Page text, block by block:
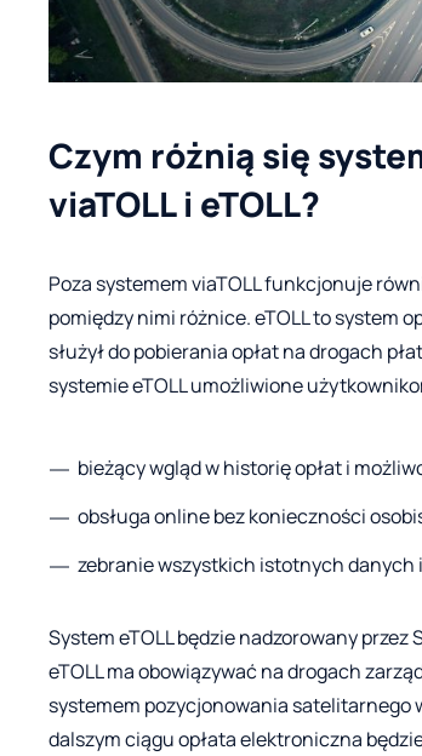
Czym różnią się
viaTOLL i eTOLL?
Poza systemem viaTOLL funkcjonuje
pomiędzy nimi różnice. eTOLL to system
służył do pobierania opłat na drogach
systemie eTOLL umożliwione
bieżący wgląd w historię opłat i
obsługa online bez konieczności
zebranie wszystkich istotnych danych
System eTOLL będzie nadzorowany
eTOLL ma obowiązywać na drogach
systemem pozycjonowania satelitarnego
dalszym ciągu opłata elektroniczna